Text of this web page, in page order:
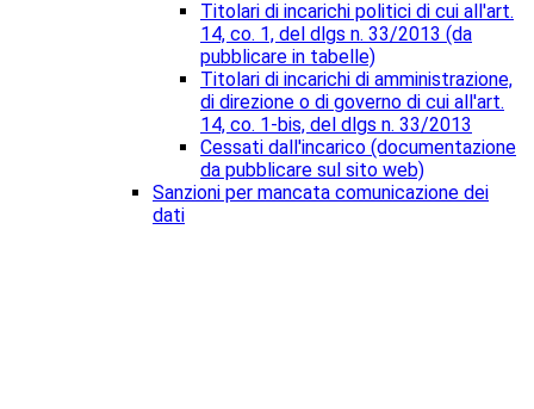
Titolari di incarichi politici di cui all'art.
14, co. 1, del dlgs n. 33/2013 (da
pubblicare in tabelle)
Titolari di incarichi di amministrazione,
di direzione o di governo di cui all'art.
14, co. 1-bis, del dlgs n. 33/2013
Cessati dall'incarico (documentazione
da pubblicare sul sito web)
Sanzioni per mancata comunicazione dei
dati